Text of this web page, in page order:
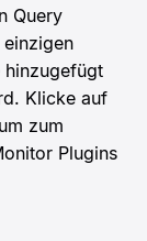
Query
hinzugefügt
Klicke auf
zum
Plugins